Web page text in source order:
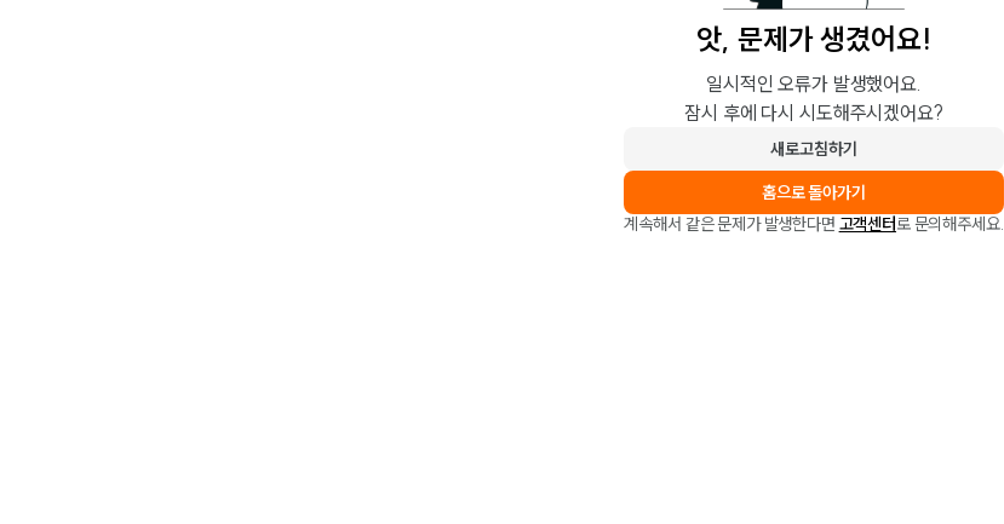
앗, 문제가 생겼어요!
일시적인 오류가 발생했어요.
잠시 후에 다시 시도해주시겠어요?
새로고침하기
홈으로 돌아가기
계속해서 같은 문제가 발생한다면 고객센터로 문의해주세요.